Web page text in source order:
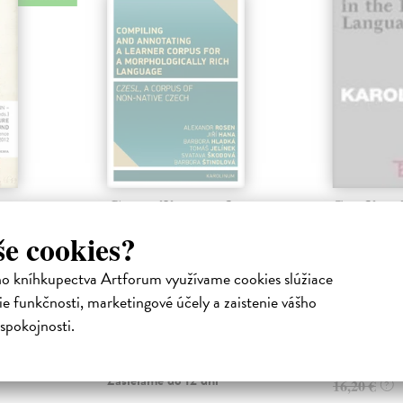
cookies?
kníhkupectva Artforum využívame cookies slúžiace
funkčnosti, marketingové účely a zaistenie vášho
have
Compiling and
learner corpus for a
morphologically
rich language
Rosen Alexandr| Kniha
Zasielame do 12 dní
Studies
Publikácia
štúdie
odborníčky
16,20 € ?